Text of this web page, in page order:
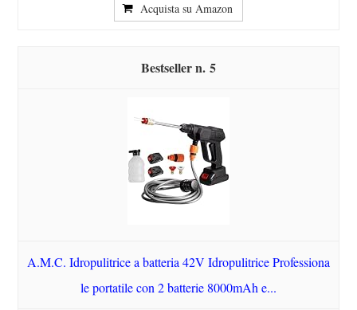
Acquista su Amazon
5
A.M.C. Idropulitrice a batteria 42V Idropulitrice Professiona
le portatile con 2 batterie 8000mAh e...